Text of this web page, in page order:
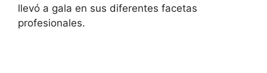
llevó a gala en sus diferentes facetas
profesionales.